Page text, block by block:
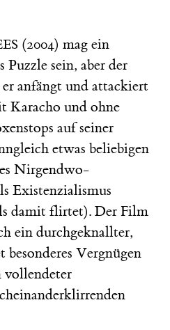
(2004) mag ein
Puzzle sein, aber der
anfängt und attackiert
Karacho und ohne
auf seiner
etwas beliebigen
Nirgendwo-
Existenzialismus
damit flirtet). Der Film
ein durchgeknallter,
Vergnügen
vollendeter